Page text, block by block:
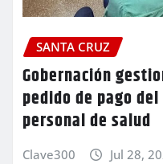
SANTA CRUZ
Gobernación
pedido de pago
personal de salud
Clave300 Jul 28,